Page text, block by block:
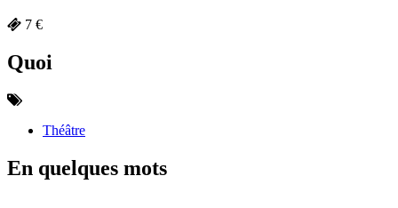
7 €
Quoi
Théâtre
En quelques mots